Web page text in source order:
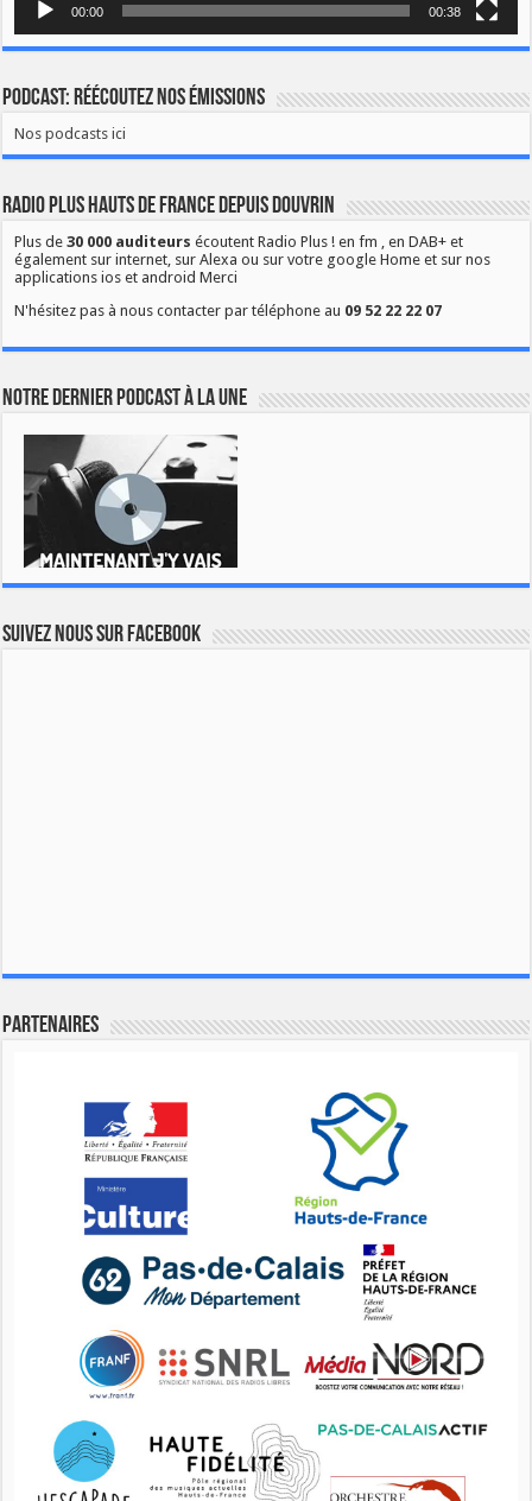
00:00 00:38
Podcast: Réécoutez nos émissions
Nos podcasts ici
Radio Plus Hauts de France depuis Douvrin
Plus de30 000 auditeurs écoutent Radio Plus ! en fm , en DAB+ et
également sur internet, sur Alexa ou sur votre google Home et sur nos
applications ios et android Merci
N'hésitez pas à nous contacter par téléphone au 09 52 22 22 07
Notre dernier podcast à la une
Suivez nous sur Facebook
Partenaires